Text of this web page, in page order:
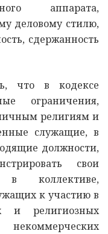
аппарата,
деловому стилю,
сдержанность
что в кодексе
ограничения,
религиям и
служащие, в
должности,
свои
в коллективе,
к участию в
и религиозных